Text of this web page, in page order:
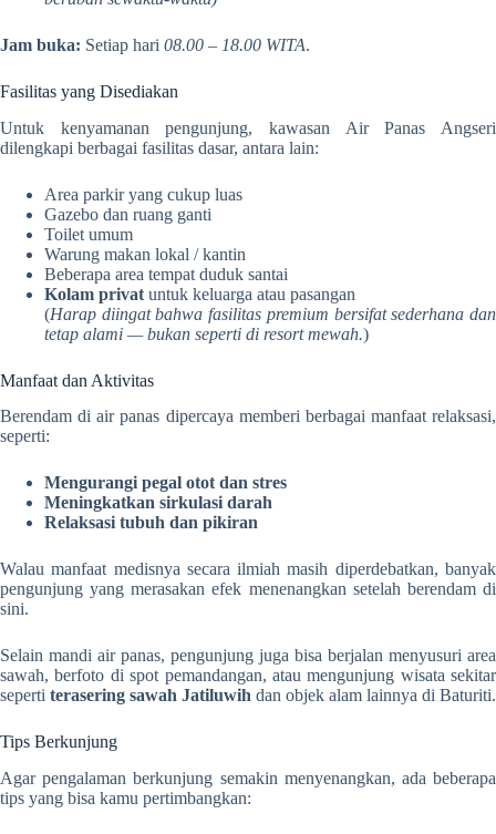
Jam buka: Setiap hari 08.00 – 18.00 WITA.
Fasilitas yang Disediakan
Untuk kenyamanan pengunjung, kawasan Air Panas Angseri
dilengkapi berbagai fasilitas dasar, antara lain:
Area parkir yang cukup luas
Gazebo dan ruang ganti
Toilet umum
Warung makan lokal / kantin
Beberapa area tempat duduk santai
Kolam privat untuk keluarga atau pasangan
(Harap diingat bahwa fasilitas premium bersifat sederhana dan
tetap alami — bukan seperti di resort mewah.)
Manfaat dan Aktivitas
Berendam di air panas dipercaya memberi berbagai manfaat relaksasi,
seperti:
Mengurangi pegal otot dan stres
Meningkatkan sirkulasi darah
Relaksasi tubuh dan pikiran
Walau manfaat medisnya secara ilmiah masih diperdebatkan, banyak
pengunjung yang merasakan efek menenangkan setelah berendam di
sini.
Selain mandi air panas, pengunjung juga bisa berjalan menyusuri area
sawah, berfoto di spot pemandangan, atau mengunjung wisata sekitar
seperti terasering sawah Jatiluwih dan objek alam lainnya di Baturiti.
Tips Berkunjung
Agar pengalaman berkunjung semakin menyenangkan, ada beberapa
tips yang bisa kamu pertimbangkan: